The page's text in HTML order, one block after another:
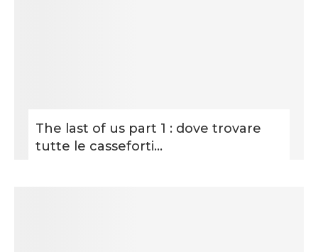
The last of us part 1 : dove trovare
tutte le casseforti...